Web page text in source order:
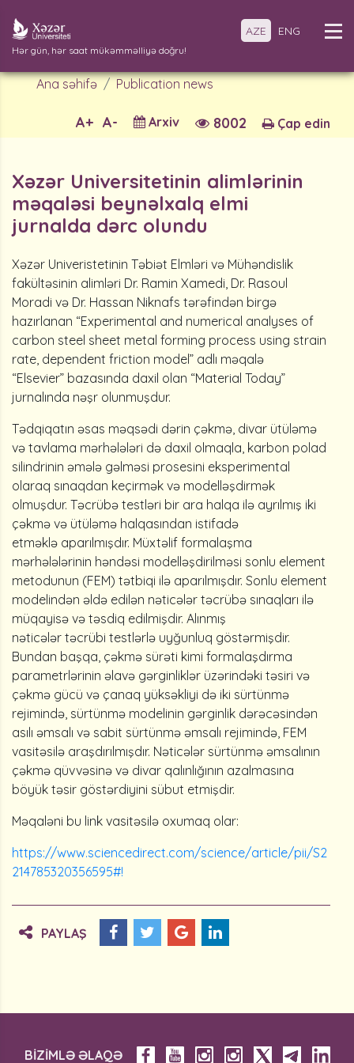
Hər gün, hər saat mükəmməlliyə doğru!
AZE ENG
Ana səhifə Publication news
Çap edin
8002
Arxiv
A-
A+
Xəzər Universitetinin alimlərinin
məqaləsi beynəlxalq elmi
jurnalda dərc olundu
Xəzər Univeristetinin Təbiət Elmləri və Mühəndislik
fakültəsinin alimləri Dr. Ramin Xamedi, Dr. Rasoul
Moradi və Dr. Hassan Niknafs tərəfindən birgə
hazırlanan “Experimental and numerical analyses of
carbon steel sheet metal forming process using strain
rate, dependent friction model” adlı məqalə
“Elsevier” bazasında daxil olan “Material Today”
jurnalında nəşr olunmuşdur.
Tədqiqatın əsas məqsədi dərin çəkmə, divar ütüləmə
və tavlama mərhələləri də daxil olmaqla, karbon polad
silindrinin əmələ gəlməsi prosesini eksperimental
olaraq sınaqdan keçirmək və modelləşdirmək
olmuşdur. Təcrübə testləri bir ara halqa ilə ayrılmış iki
çəkmə və ütüləmə halqasından istifadə
etməklə aparılmışdır. Müxtəlif formalaşma
mərhələlərinin həndəsi modelləşdirilməsi sonlu element
metodunun (FEM) tətbiqi ilə aparılmışdır. Sonlu element
modelindən əldə edilən nəticələr təcrübə sınaqları ilə
müqayisə və təsdiq edilmişdir. Alınmış
nəticələr təcrübi testlərlə uyğunluq göstərmişdir.
Bundan başqa, çəkmə sürəti kimi formalaşdırma
parametrlərinin əlavə gərginliklər üzərindəki təsiri və
çəkmə gücü və çanaq yüksəkliyi də iki sürtünmə
rejimində, sürtünmə modelinin gərginlik dərəcəsindən
asılı əmsalı və sabit sürtünmə əmsalı rejimində, FEM
vasitəsilə araşdırılmışdır. Nəticələr sürtünmə əmsalının
çəkmə qüvvəsinə və divar qalınlığının azalmasına
böyük təsir göstərdiyini sübut etmişdir.
Məqaləni bu link vasitəsilə oxumaq olar:
https://www.sciencedirect.com/science/article/pii/S2
214785320356595#!
PAYLAŞ
BİZİMLƏ ƏLAQƏ